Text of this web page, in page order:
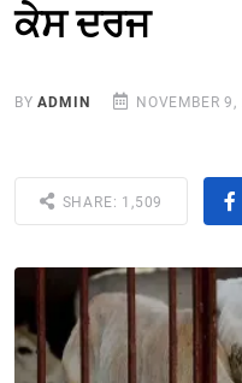
ਕੇਸ ਦਰਜ
BYADMIN NOVEMBER
SHARE: 1,509